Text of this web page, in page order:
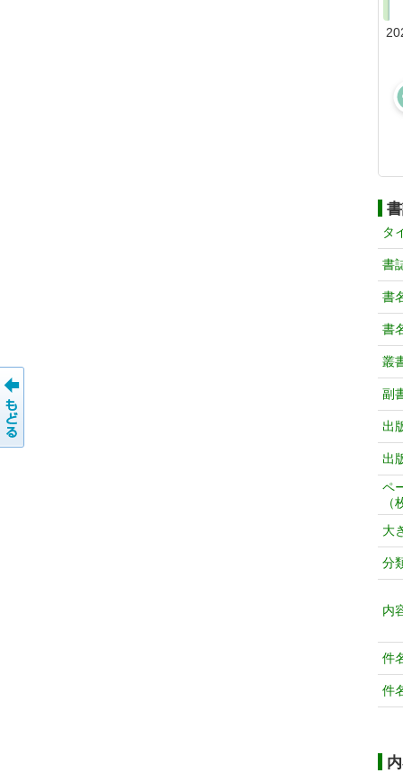
タ
書
書
書
叢
副
出
出
（
大
分
内
件
件